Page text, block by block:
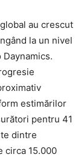
au crescut
la un nivel
estimărilor
pentru 41
dintre
circa 15.000